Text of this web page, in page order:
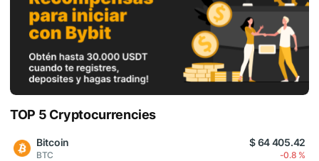
TOP 5 Cryptocurrencies
Bitcoin
BTC
$ 64 405.42
-0.8 %